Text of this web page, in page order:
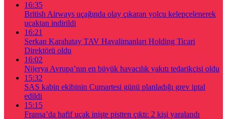
16:35
British Airways uçağında olay çıkaran yolcu kelepçelenerek
uçaktan indirildi
16:21
Serkan Karahatay TAV Havalimanları Holding Ticari
Direktörü oldu
16:02
Nijerya Avrupa’nın en büyük havacılık yakıtı tedarikçisi oldu
15:32
SAS kabin ekibinin Cumartesi günü planladığı grev iptal
edildi
15:15
Fransa’da hafif uçak inişte pistten çıktı: 2 kişi yaralandı